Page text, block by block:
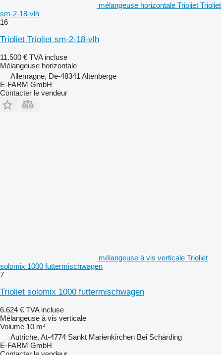
mélangeuse horizontale Trioliet Trioliet
sm-2-18-vlh
16
Trioliet Trioliet sm-2-18-vlh
11.500 € TVA incluse
Mélangeuse horizontale
Allemagne, De-48341 Altenberge
E-FARM GmbH
Contacter le vendeur
mélangeuse à vis verticale Trioliet
solomix 1000 futtermischwagen
7
Trioliet solomix 1000 futtermischwagen
6.624 € TVA incluse
Mélangeuse à vis verticale
Volume 10 m³
Autriche, At-4774 Sankt Marienkirchen Bei Schärding
E-FARM GmbH